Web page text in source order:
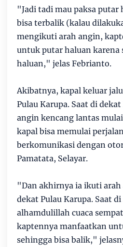
"Jadi tadi mau paksa putar
bisa terbalik (kalau
mengikuti arah angin,
untuk putar haluan karena
haluan," jelas Febrianto.
Akibatnya, kapal keluar
Pulau Karupa. Saat di
angin kencang lantas
kapal bisa memulai
berkomunikasi dengan
Pamatata, Selayar.
"Dan akhirnya ia ikuti arah
dekat Pulau Karupa. Saat di
alhamdulillah cuaca
kaptennya manfaatkan
sehingga bisa balik,"